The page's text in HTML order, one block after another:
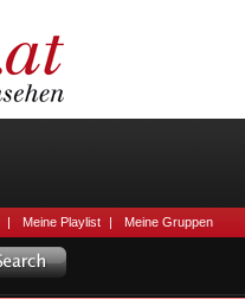
| Meine Playlist | Meine Gruppen